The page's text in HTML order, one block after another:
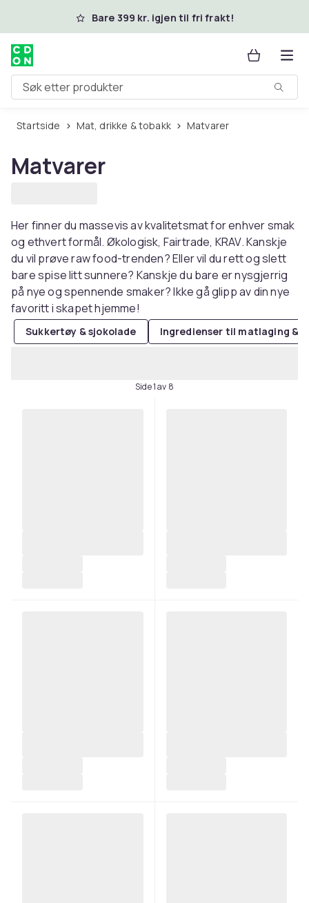
Hopp til hovedinnholdBare 399 kr. igjen til fri frakt!
Søk etter produkter
Startside Mat, drikke & tobakk Matvarer
Matvarer
Her finner du massevis av kvalitetsmat for enhver smak
og ethvert formål. Økologisk, Fairtrade, KRAV. Kanskje
du vil prøve raw food-trenden? Eller vil du rett og slett
bare spise litt sunnere? Kanskje du bare er nysgjerrig
på nye og spennende smaker? Ikke gå glipp av din nye
favoritt i skapet hjemme!
Sukkertøy & sjokolade Ingredienser til matlaging &
Side 1 av 8